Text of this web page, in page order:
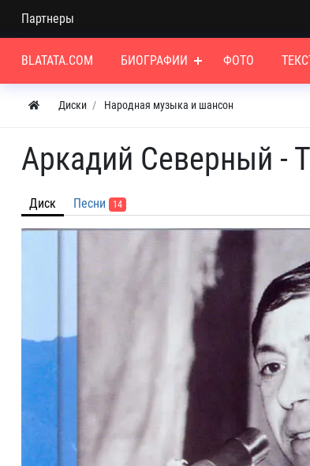
Партнеры
BLATATA.COM БИОГРАФИИ ФОТО
Диски Народная музыка и шансон
Аркадий Северный -
Диск Песни 14